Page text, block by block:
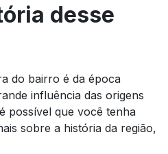
desse
do bairro é da época
influência das origens
possível que você tenha
sobre a história da região,